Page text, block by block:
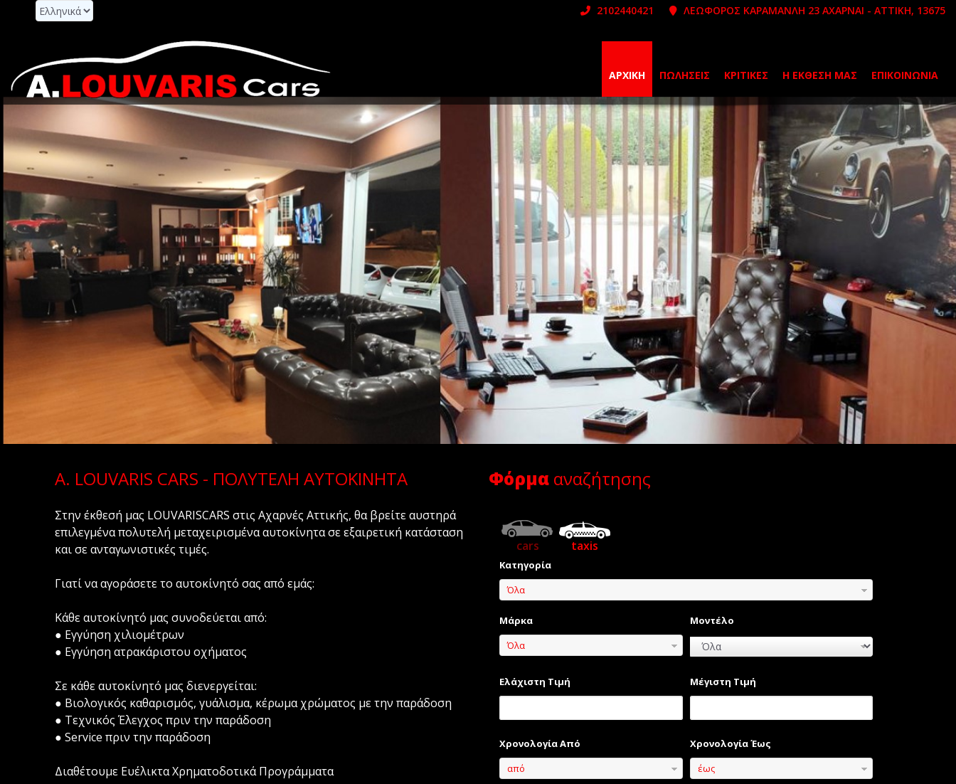
2102440421 ΛΕΩΦΟΡΟΣ ΚΑΡΑΜΑΝΛΗ 23 ΑΧΑΡΝΑΙ - ΑΤΤΙΚΗ, 13675
ΑΡΧΙΚΉ ΠΩΛΉΣΕΙΣ ΚΡΙΤΙΚΕΣ Η ΕΚΘΕΣΗ ΜΑΣ ΕΠΙΚΟΙΝΩΝΊΑ
A. LOUVARIS CARS - ΠΟΛΥΤΕΛΗ ΑΥΤΟΚΙΝΗΤΑ
Στην έκθεσή μας LOUVARISCARS στις Αχαρνές Αττικής, θα βρείτε αυστηρά
επιλεγμένα πολυτελή μεταχειρισμένα αυτοκίνητα σε εξαιρετική κατάσταση
και σε ανταγωνιστικές τιμές.
Γιατί να αγοράσετε το αυτοκίνητό σας από εμάς:
Κάθε αυτοκίνητό μας συνοδεύεται από:
● Εγγύηση χιλιομέτρων
● Εγγύηση ατρακάριστου οχήματος
Σε κάθε αυτοκίνητό μας διενεργείται:
● Βιολογικός καθαρισμός, γυάλισμα, κέρωμα χρώματος με την παράδοση
● Τεχνικός Έλεγχος πριν την παράδοση
● Service πριν την παράδοση
Διαθέτουμε Ευέλικτα Χρηματοδοτικά Προγράμματα
Φόρμα αναζήτησης
cars taxis
Κατηγορία
Όλα
Μάρκα
Όλα
Μοντέλο
Ελάχιστη Τιμή Μέγιστη Τιμή
Χρονολογία Από
από
Χρονολογία Έως
έως